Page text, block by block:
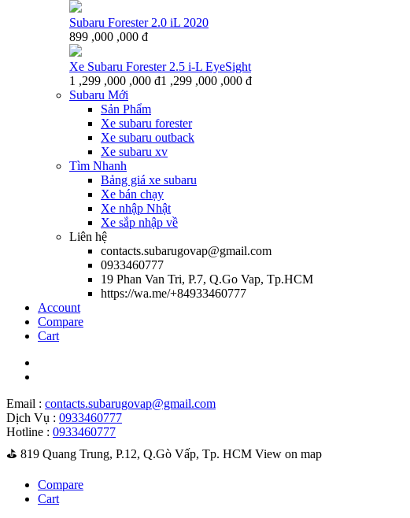
Subaru Forester 2.0 iL 2020
899 ,000 ,000 đ
Xe Subaru Forester 2.5 i-L EyeSight
1 ,299 ,000 ,000 đ1 ,299 ,000 ,000 đ
Subaru Mới
Sản Phẩm
Xe subaru forester
Xe subaru outback
Xe subaru xv
Tìm Nhanh
Bảng giá xe subaru
Xe bán chạy
Xe nhập Nhật
Xe sắp nhập về
Liên hệ
contacts.subarugovap@gmail.com
0933460777
19 Phan Van Tri, P.7, Q.Go Vap, Tp.HCM
https://wa.me/+84933460777
Account
Compare
Cart
Email : contacts.subarugovap@gmail.com
Dịch Vụ : 0933460777
Hotline : 0933460777
⛳️ 819 Quang Trung, P.12, Q.Gò Vấp, Tp. HCM View on map
Compare
Cart